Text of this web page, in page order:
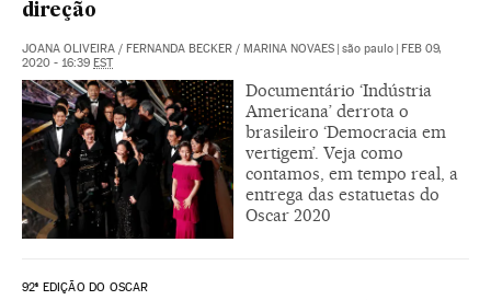
direção
JOANA OLIVEIRA / FERNANDA BECKER / MARINA NOVAES | são paulo | FEB 09,
2020 - 16:39 EST
Documentário ‘Indústria
Americana’ derrota o
brasileiro ‘Democracia em
vertigem’. Veja como
contamos, em tempo real, a
entrega das estatuetas do
Oscar 2020
92ª EDIÇÃO DO OSCAR